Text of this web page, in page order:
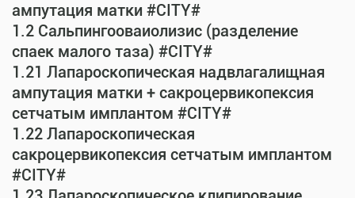
ампутация матки #CITY#
1.2 Сальпингооваиолизис (разделение
спаек малого таза) #CITY#
1.21 Лапароскопическая надвлагалищная
ампутация матки + сакроцервикопексия
сетчатым имплантом #CITY#
1.22 Лапароскопическая
сакроцервикопексия сетчатым имплантом
#CITY#